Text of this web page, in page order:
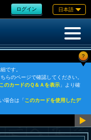
ログイン 日本語
?
です。
らのページで確認してください。
このカードのＱ＆Ａを表示 」より確
場合は「このカードを使用したデ